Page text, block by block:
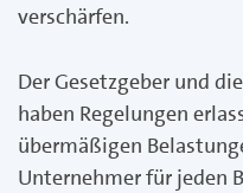
verschärfen.
Der Gesetzgeber und
haben Regelungen
übermäßigen
Unternehmer für jeden